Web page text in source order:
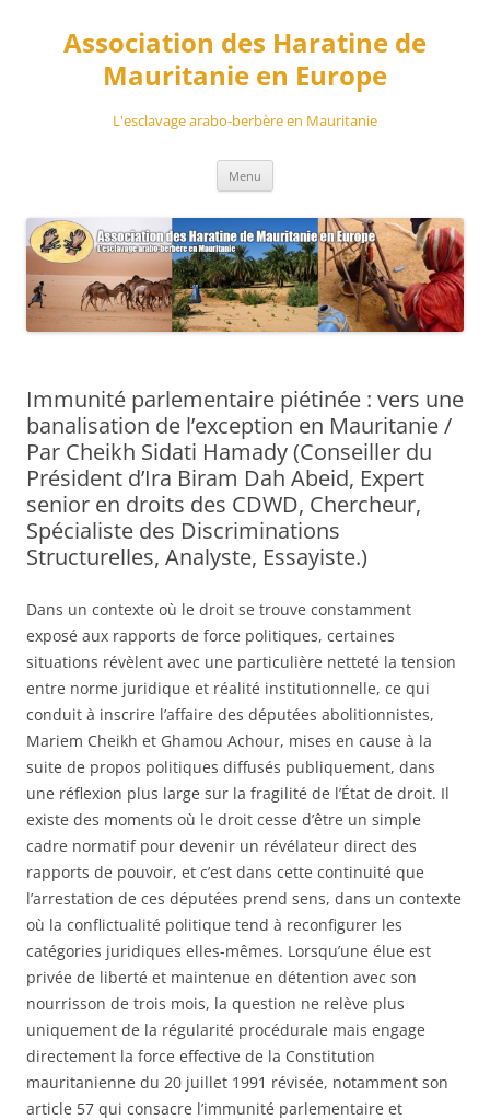
contenuAssociation des Haratine de
Mauritanie en Europe
L'esclavage arabo-berbère en Mauritanie
Menu
Immunité parlementaire piétinée : vers une
banalisation de l’exception en Mauritanie /
Par Cheikh Sidati Hamady (Conseiller du
Président d’Ira Biram Dah Abeid, Expert
senior en droits des CDWD, Chercheur,
Spécialiste des Discriminations
Structurelles, Analyste, Essayiste.)
Dans un contexte où le droit se trouve constamment
exposé aux rapports de force politiques, certaines
situations révèlent avec une particulière netteté la tension
entre norme juridique et réalité institutionnelle, ce qui
conduit à inscrire l’affaire des députées abolitionnistes,
Mariem Cheikh et Ghamou Achour, mises en cause à la
suite de propos politiques diffusés publiquement, dans
une réflexion plus large sur la fragilité de l’État de droit. Il
existe des moments où le droit cesse d’être un simple
cadre normatif pour devenir un révélateur direct des
rapports de pouvoir, et c’est dans cette continuité que
l’arrestation de ces députées prend sens, dans un contexte
où la conflictualité politique tend à reconfigurer les
catégories juridiques elles-mêmes. Lorsqu’une élue est
privée de liberté et maintenue en détention avec son
nourrisson de trois mois, la question ne relève plus
uniquement de la régularité procédurale mais engage
directement la force effective de la Constitution
mauritanienne du 20 juillet 1991 révisée, notamment son
article 57 qui consacre l’immunité parlementaire et